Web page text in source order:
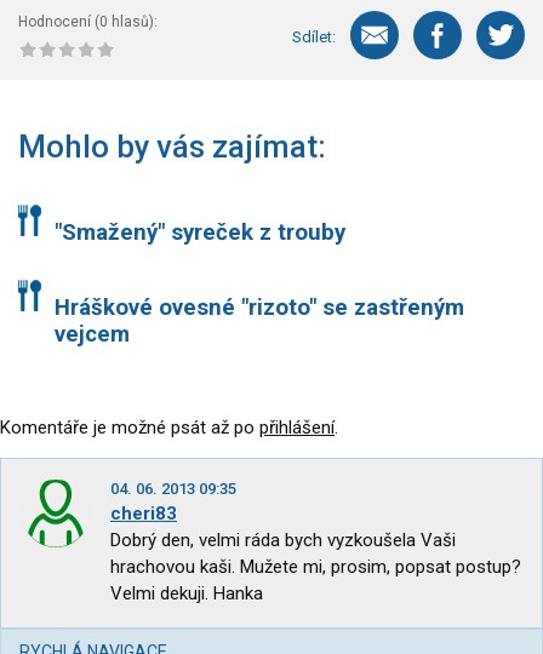
Hodnocení (0 hlasů):
Sdílet:
Mohlo by vás zajímat:
"Smažený" syreček z trouby
Hráškové ovesné "rizoto" se zastřeným
vejcem
Komentáře je možné psát až po přihlášení.
04. 06. 2013 09:35
cheri83
Dobrý den, velmi ráda bych vyzkoušela Vaši
hrachovou kaši. Mužete mi, prosim, popsat postup?
Velmi dekuji. Hanka